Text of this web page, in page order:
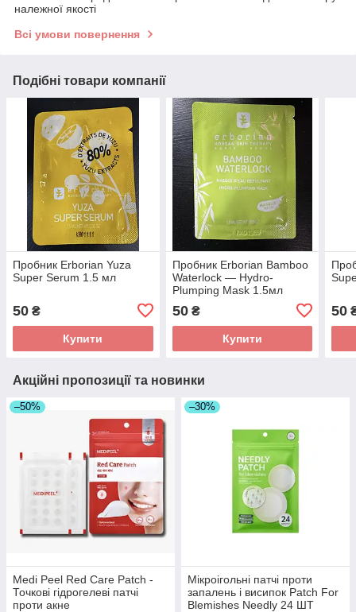
належної якості
Всі умови повернення
Подібні товари компанії
Пробник Erborian Yuza
Super Serum 1.5 мл
50 ₴
Купити
Пробник Erborian Bamboo
Waterlock — Hydro-
Plumping Mask 1.5мл
50₴
Купити
50
Акційні пропозиції та новинки
–50%
Medi Peel Red Care Patch -
Точкові гідрогелеві патчі
проти акне
–30%
Мікроігольні патчі проти
запалень і висипок Patch For
Blemishes Needly 24 ШТ